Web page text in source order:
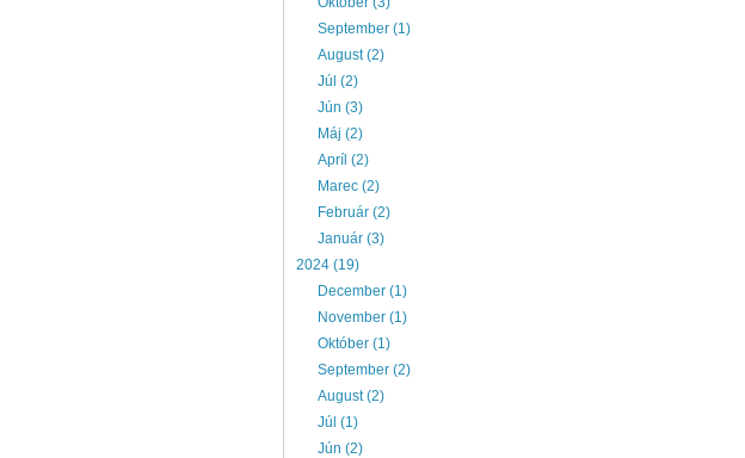
September (1)
August (2)
Júl (2)
Jún (3)
Máj (2)
Apríl (2)
Marec (2)
Február (2)
Január (3)
2024 (19)
December (1)
November (1)
Október (1)
September (2)
August (2)
Júl (1)
Jún (2)